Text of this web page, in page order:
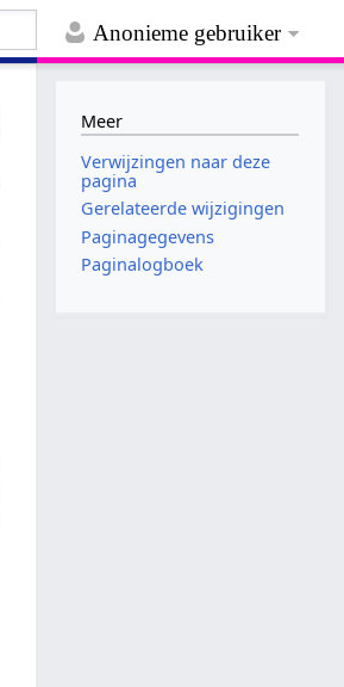
Anonieme gebruiker
Meer
Verwijzingen naar deze
pagina
Gerelateerde wijzigingen
Paginagegevens
Paginalogboek